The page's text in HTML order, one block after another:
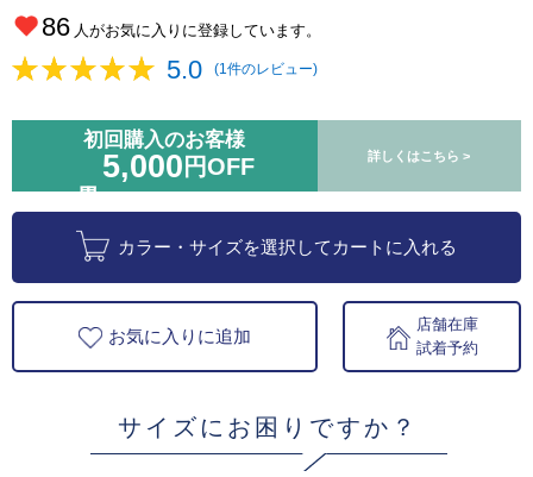
86 人がお気に入りに登録しています。
5.0 (1件のレビュー)
初回購入のお客様
5,000 円OFF 詳しくはこちら >
カラー・サイズを選択してカートに入れる
お気に入りに追加
店舗在庫
試着予約
サイズにお困りですか？